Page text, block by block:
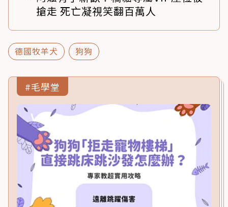
搶走 死亡凝視笑翻百萬人
德國牧羊犬 狗狗
#毛學堂